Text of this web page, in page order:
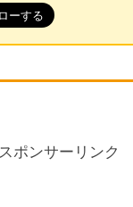
スポンサーリンク